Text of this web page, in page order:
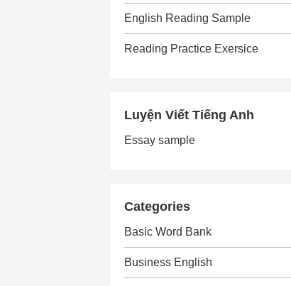
English Reading Sample
Reading Practice Exersice
Luyện Viết Tiếng Anh
Essay sample
Categories
Basic Word Bank
Business English